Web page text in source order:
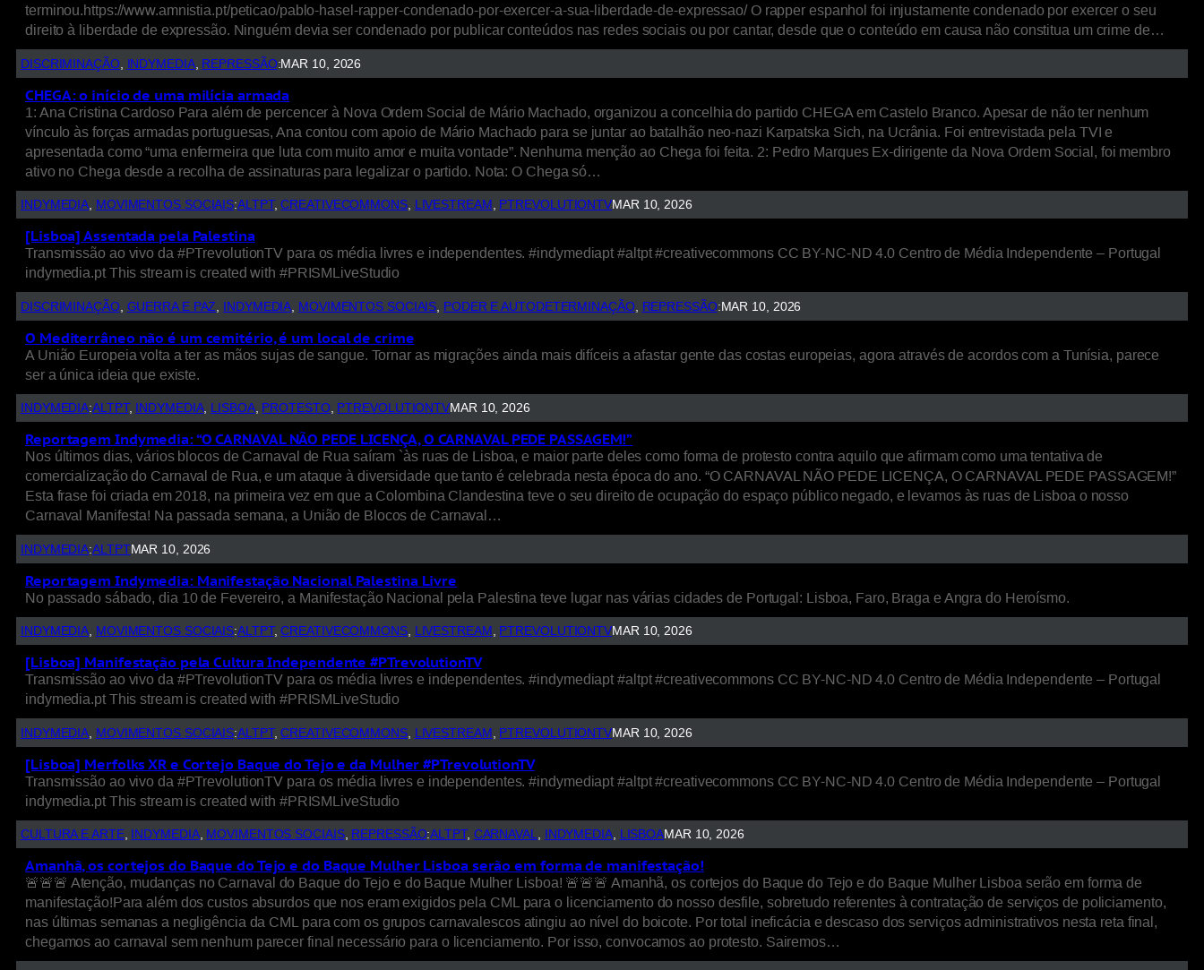
terminou.https://www.amnistia.pt/peticao/pablo-hasel-rapper-condenado-por-exercer-a-sua-liberdade-de-expressao/ O rapper espanhol foi injustamente condenado por exercer o seu
direito à liberdade de expressão. Ninguém devia ser condenado por publicar conteúdos nas redes sociais ou por cantar, desde que o conteúdo em causa não constitua um crime de…
DISCRIMINAÇÃO, INDYMEDIA, REPRESSÃO:MAR 10, 2026
CHEGA: o início de uma milícia armada
1: Ana Cristina Cardoso Para além de percencer à Nova Ordem Social de Mário Machado, organizou a concelhia do partido CHEGA em Castelo Branco. Apesar de não ter nenhum
vínculo às forças armadas portuguesas, Ana contou com apoio de Mário Machado para se juntar ao batalhão neo-nazi Karpatska Sich, na Ucrânia. Foi entrevistada pela TVI e
apresentada como “uma enfermeira que luta com muito amor e muita vontade”. Nenhuma menção ao Chega foi feita. 2: Pedro Marques Ex-dirigente da Nova Ordem Social, foi membro
ativo no Chega desde a recolha de assinaturas para legalizar o partido. Nota: O Chega só…
INDYMEDIA, MOVIMENTOS SOCIAIS:ALTPT, CREATIVECOMMONS, LIVESTREAM , PTREVOLUTIONTVMAR 10, 2026
[Lisboa] Assentada pela Palestina
Transmissão ao vivo da #PTrevolutionTV para os média livres e independentes. #indymediapt #altpt #creativecommons CC BY-NC-ND 4.0 Centro de Média Independente – Portugal
indymedia.pt This stream is created with #PRISMLiveStudio
DISCRIMINAÇÃO, GUERRA E PAZ INDYMEDIA MOVIMENTOS SOCIAIS PODER E AUTODETERMINAÇÃO, REPRESSÃO:MAR 10, 2026
O Mediterrâneo não é um cemitério, é um local de crime
A União Europeia volta a ter as mãos sujas de sangue. Tornar as migrações ainda mais difíceis a afastar gente das costas europeias, agora através de acordos com a Tunísia, parece
ser a única ideia que existe.
INDYMEDIA:ALTPT, INDYMEDIA, LISBOA, PROTESTO, PTREVOLUTIONTVMAR 10, 2026
Reportagem Indymedia: “O CARNAVAL NÃO PEDE LICENÇA, O CARNAVAL PEDE PASSAGEM!”
Nos últimos dias, vários blocos de Carnaval de Rua saíram `às ruas de Lisboa, e maior parte deles como forma de protesto contra aquilo que afirmam como uma tentativa de
comercialização do Carnaval de Rua, e um ataque à diversidade que tanto é celebrada nesta época do ano. “O CARNAVAL NÃO PEDE LICENÇA, O CARNAVAL PEDE PASSAGEM!”
Esta frase foi criada em 2018, na primeira vez em que a Colombina Clandestina teve o seu direito de ocupação do espaço público negado, e levamos às ruas de Lisboa o nosso
Carnaval Manifesta! Na passada semana, a União de Blocos de Carnaval…
INDYMEDIA:ALTPTMAR 10, 2026
Reportagem Indymedia: Manifestação Nacional Palestina Livre
No passado sábado, dia 10 de Fevereiro, a Manifestação Nacional pela Palestina teve lugar nas várias cidades de Portugal: Lisboa, Faro, Braga e Angra do Heroísmo.
INDYMEDIA, MOVIMENTOS SOCIAIS:ALTPT, CREATIVECOMMONS, LIVESTREAM , PTREVOLUTIONTVMAR 10, 2026
[Lisboa] Manifestação pela Cultura Independente #PTrevolutionTV
Transmissão ao vivo da #PTrevolutionTV para os média livres e independentes. #indymediapt #altpt #creativecommons CC BY-NC-ND 4.0 Centro de Média Independente – Portugal
indymedia.pt This stream is created with #PRISMLiveStudio
INDYMEDIA MOVIMENTOS SOCIAIS:ALTPT, CREATIVECOMMONS, LIVESTREAM PTREVOLUTIONTVMAR 10, 2026
[Lisboa] Merfolks XR e Cortejo Baque do Tejo e da Mulher #PTrevolutionTV
Transmissão ao vivo da #PTrevolutionTV para os média livres e independentes. #indymediapt #altpt #creativecommons CC BY-NC-ND 4.0 Centro de Média Independente – Portugal
indymedia.pt This stream is created with #PRISMLiveStudio
CULTURA E ARTE, INDYMEDIA, MOVIMENTOS SOCIAIS, REPRESSÃO:ALTPT, CARNAVAL, INDYMEDIA, LISBOAMAR 10, 2026
Amanhã, os cortejos do Baque do Tejo e do Baque Mulher Lisboa serão em forma de manifestação!
🚨🚨🚨 Atenção, mudanças no Carnaval do Baque do Tejo e do Baque Mulher Lisboa! 🚨🚨🚨 Amanhã, os cortejos do Baque do Tejo e do Baque Mulher Lisboa serão em forma de
manifestação!Para além dos custos absurdos que nos eram exigidos pela CML para o licenciamento do nosso desfile, sobretudo referentes à contratação de serviços de policiamento,
nas últimas semanas a negligência da CML para com os grupos carnavalescos atingiu ao nível do boicote. Por total ineficácia e descaso dos serviços administrativos nesta reta final,
chegamos ao carnaval sem nenhum parecer final necessário para o licenciamento. Por isso, convocamos ao protesto. Sairemos…